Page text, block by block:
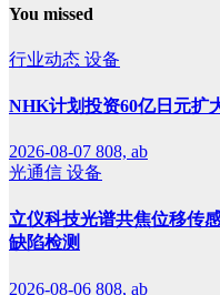
You missed
行业动态 设备
NHK计划投资60亿日元扩
2026-08-07 808, ab
光通信 设备
立仪科技光谱共焦位移传
缺陷检测
2026-08-06 808, ab